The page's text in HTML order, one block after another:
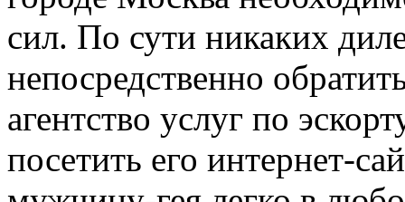
сил. По сути никаких
непосредственно
агентство услуг по
посетить его интернет-